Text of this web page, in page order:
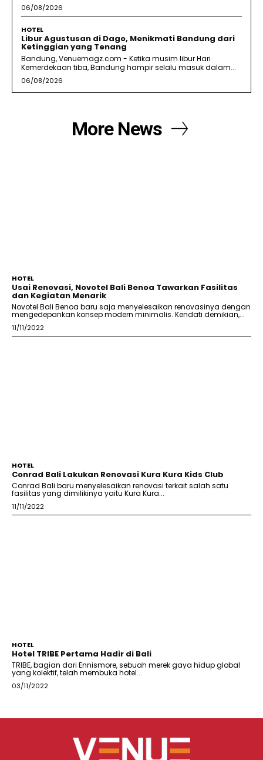
06/08/2026
HOTEL
Libur Agustusan di Dago, Menikmati Bandung dari
Ketinggian yang Tenang
Bandung, Venuemagz.com - Ketika musim libur Hari
Kemerdekaan tiba, Bandung hampir selalu masuk dalam...
06/08/2026
More News
HOTEL
Usai Renovasi, Novotel Bali Benoa Tawarkan Fasilitas
dan Kegiatan Menarik
Novotel Bali Benoa baru saja menyelesaikan renovasinya dengan
mengedepankan konsep modern minimalis. Kendati demikian,...
11/11/2022
HOTEL
Conrad Bali Lakukan Renovasi Kura Kura Kids Club
Conrad Bali baru menyelesaikan renovasi terkait salah satu
fasilitas yang dimilikinya yaitu Kura Kura...
11/11/2022
HOTEL
Hotel TRIBE Pertama Hadir di Bali
TRIBE, bagian dari Ennismore, sebuah merek gaya hidup global
yang kolektif, telah membuka hotel...
03/11/2022